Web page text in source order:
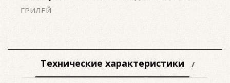
ГРИЛЕЙ
Технические характеристики